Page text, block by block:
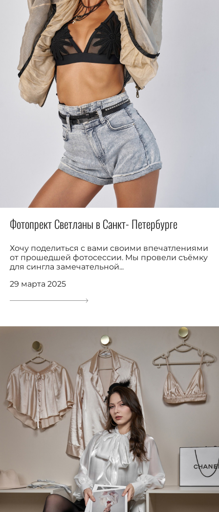
Фотопрект Светланы в Санкт- Петербурге
Хочу поделиться с вами своими впечатлениями
от прошедшей фотосессии. Мы провели съёмку
для сингла замечательной...
29 марта 2025